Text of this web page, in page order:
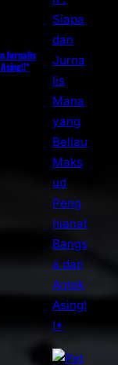
Jurnalis